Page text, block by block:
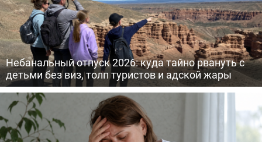
Небанальный отпуск 2026: куда тайно рвануть с
детьми без виз, толп туристов и адской жары